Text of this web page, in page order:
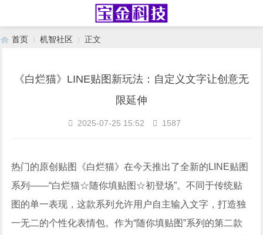
首页 机智社区 正文
《白烂猫》LINE贴图新玩法：自定义文字让创意无
限延伸
2025-07-25 15:52 1587
热门的原创贴图《白烂猫》在今天推出了全新的LINE贴图
系列——“白烂猫☆随你填贴图☆初登场”。不同于传统贴
图的单一表现，这款系列允许用户自主输入文字，打造独
一无二的个性化表情包。作为“随你填贴图”系列的第二款